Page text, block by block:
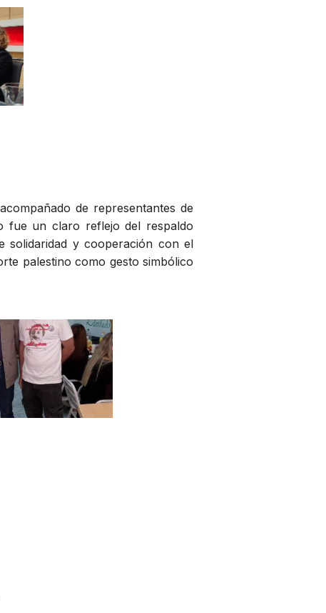
de representantes de
fue un claro reflejo del respaldo
solidaridad y cooperación con el
palestino como gesto simbólico